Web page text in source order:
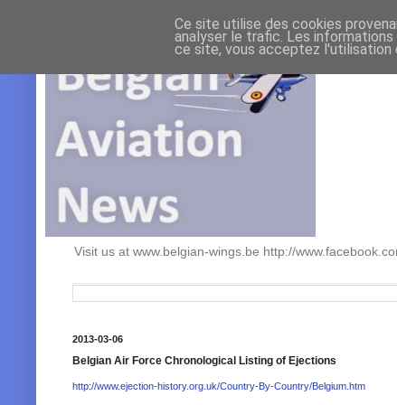
Visit us at www.belgian-wings.be http://
2013-03-06
Belgian Air Force Chronological Listing of Ejections
http://www.ejection-history.org.uk/Country-By-Country/Belgium.htm
Ce site utilise des cookies
analyser le trafic. Les
ce site, vous acceptez l'utilisation